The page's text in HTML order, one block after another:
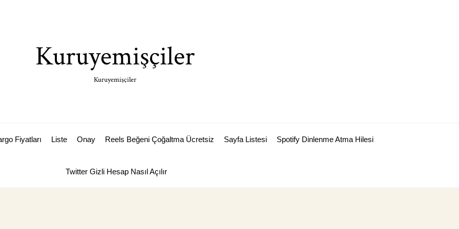
Kuruyemişçiler
Kuruyemişçiler
Fiyatları Liste Onay Reels Beğeni Çoğaltma Ücretsiz Sayfa Listesi Spotify Dinlenme Atma Hilesi
Twitter Gizli Hesap Nasıl Açılır